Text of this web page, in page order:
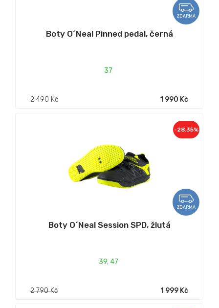
ZDARMA
Boty O´Neal Pinned pedal, černá
37
2 490 Kč 1 990 Kč
ZDARMA
-28.35%
Boty O´Neal Session SPD, žlutá
39, 47
2 790 Kč 1 999 Kč